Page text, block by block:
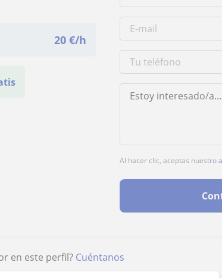
20 €/h
Al hacer clic, aceptas nuestro
en este perfil? Cuéntanos